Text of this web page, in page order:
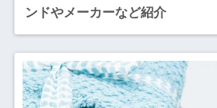
ンドやメーカーなど紹介